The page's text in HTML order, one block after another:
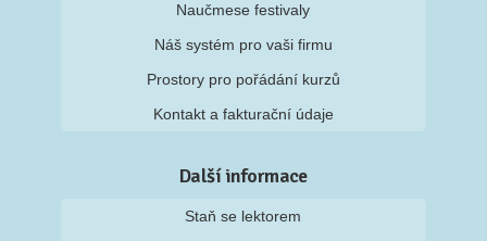
Naučmese festivaly
Náš systém pro vaši firmu
Prostory pro pořádání kurzů
Kontakt a fakturační údaje
Další informace
Staň se lektorem